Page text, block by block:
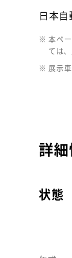
日本
※ 本ペー
ては
※ 展示車
詳
状態